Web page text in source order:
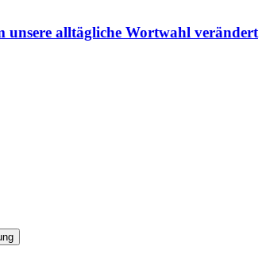
unsere alltägliche Wortwahl verändert